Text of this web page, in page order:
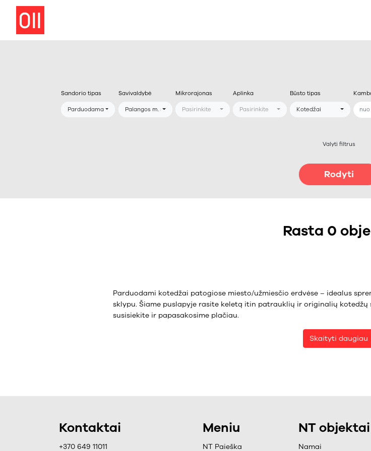
Sandorio tipas
Parduodama
Savivaldybė
Palangos m. sav.
Mikrorajonas
Pasirinkite
Aplinka
Pasirinkite
Būsto tipas
Kotedžai
Valyti filtrus
Rodyti
Rasta 0
Parduodami kotedžai patogiose miesto/užmiesčio erdvėse – idealus
sklypu. Šiame puslapyje rasite keletą itin patrauklių ir originalių kotedžų
susisiekite ir papasakosime plačiau.
Skaityti daugiau
Kontaktai
+370 649 11011
Meniu
NT Paieška
NT objektai
Namai